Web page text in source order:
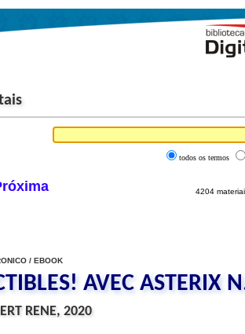
todos os termos
4204
/ EBOOK
AVEC ASTERIX
RENE, 2020